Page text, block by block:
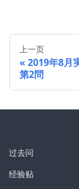
上一页
2019年8月
第2問
过去问
经验贴